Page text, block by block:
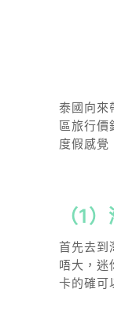
泰國向來
區旅行價
度假感覺
（1
首先去到
唔大，迷
卡的確可